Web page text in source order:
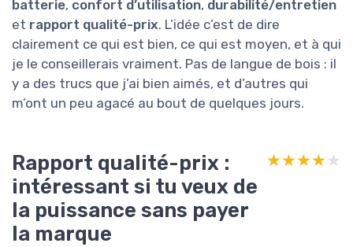
batterie, confort d’utilisation, durabilité/entretien
et rapport qualité-prix. L’idée c’est de dire
clairement ce qui est bien, ce qui est moyen, et à qui
je le conseillerais vraiment. Pas de langue de bois : il
y a des trucs que j’ai bien aimés, et d’autres qui
m’ont un peu agacé au bout de quelques jours.
Rapport qualité-prix :
intéressant si tu veux de
la puissance sans payer
la marque
★★★★★
★★★★★